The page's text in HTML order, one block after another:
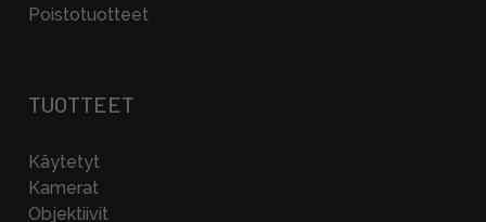
Poistotuotteet
TUOTTEET
Käytetyt
Kamerat
Objektiivit